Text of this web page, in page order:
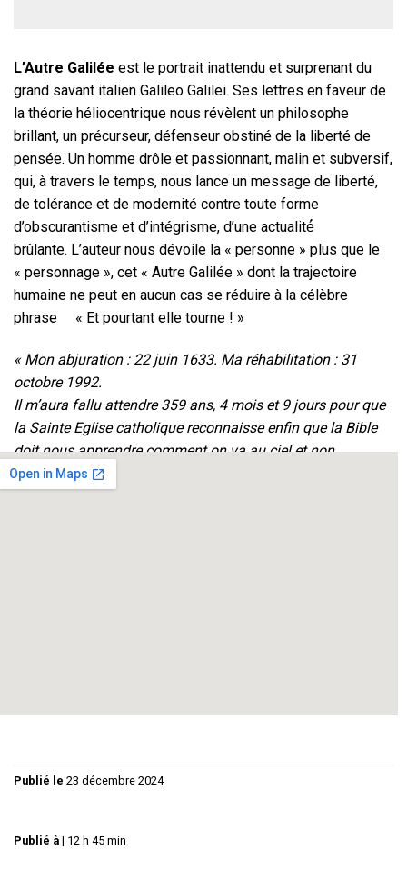
L’Autre Galilée est le portrait inattendu et surprenant du
grand savant italien Galileo Galilei. Ses lettres en faveur de
la théorie héliocentrique nous révèlent un philosophe
brillant, un précurseur, défenseur obstiné de la liberté de
pensée. Un homme drôle et passionnant, malin et subversif,
qui, à travers le temps, nous lance un message de liberté,
de tolérance et de modernité contre toute forme
d’obscurantisme et d’intégrisme, d’une actualité́
brûlante. L’auteur nous dévoile la « personne » plus que le
« personnage », cet « Autre Galilée » dont la trajectoire
humaine ne peut en aucun cas se réduire à la célèbre
phrase « Et pourtant elle tourne ! »
« Mon abjuration : 22 juin 1633. Ma réhabilitation : 31
octobre 1992.
Il m’aura fallu attendre 359 ans, 4 mois et 9 jours pour que
la Sainte Eglise catholique reconnaisse enfin que la Bible
doit nous apprendre comment on va au ciel et non
comment va le ciel ! »
Publié le 23 décembre 2024
Publié à | 12 h 45 min